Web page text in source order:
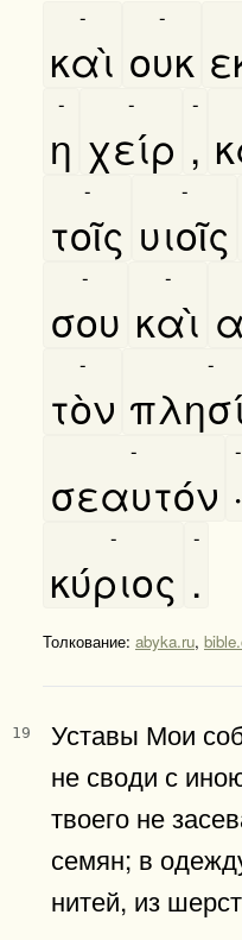
καὶ
-
ουκ
-
η
-
χείρ
-
,
-
τοῖς
-
υιοῖς
-
σου
-
καὶ
-
τὸν
- -
σεαυτόν
-
·
-
κύριος
-
.
-
Толкование: abyka.ru,
19
Уставы Мои
не своди с
твоего не
семян; в
нитей, из